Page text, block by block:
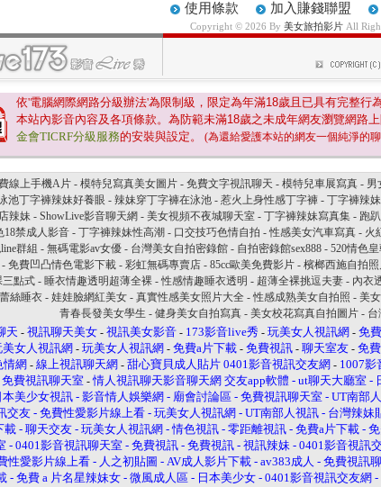
使用條款 加入賺錢聯盟
Copyright © 2026 By 美女旅拍影片All
依'電腦網際網路分級辦法'為限制級，限定為年滿18歲且已具有完整行
本站內影音內容及各項條款。為防範未滿18歲之未成年網友瀏覽網路
金會TICRF分級服務的安裝與設定。 (為還給愛護本站的網友一個純淨的
線上手機A片- 模特兒寫真美女圖片- 免費文字視訊聊天 - 模特兒車展寫真- 男
池丁字褲辣妹好養眼 - 辣妹穿丁字褲在泳池- 惹火上身性感丁字褲- 丁字褲辣
辣妹 - ShowLive影音聊天網 - 美女視頻不夜城聊天室 - 丁字褲辣妹寫真集 - 跑
18禁成人影音 - 丁字褲辣妹性高潮 - 口交技巧色情自拍 -性感美女汽車寫真 - 火
群組 - 無碼電影av女優- 台灣美女自拍密錄館- 自拍密錄館sex888- 520情色
免費凹凸情色電影下載- 彩虹無碼專賣店- 85cc歐美免費影片- 檳榔西施自拍照
點式- 睡衣情趣透明超薄全裸-性感情趣睡衣透明 - 超薄全裸挑逗夫妻- 內衣
絲睡衣- 娃娃臉網紅美女- 真實性感美女照片大全 -性感成熟美女自拍照 - 美
青春長發美女學生 - 健身美女自拍寫真- 美女校花寫真自拍圖片- 台
天 - 視訊聊天美女 - 視訊美女影音 - 173影音live秀 - 玩美女人視訊網 - 免
美女人視訊網 - 玩美女人視訊網 - 免費a片下載 - 免費視訊 - 聊天室友 - 免
情網 - 線上視訊聊天網 - 甜心寶貝成人貼片 0401影音視訊交友網 - 1007影
免費視訊聊天室 -情人視訊聊天影音聊天網 交友app軟體 - ut聊天大廳室 -
本美少女視訊 - 影音情人娛樂網 - 廟會討論區 - 免費視訊聊天室 - UT南部
交友- 免費性愛影片線上看- 玩美女人視訊網 - UT南部人視訊- 台灣辣妹
載 - 聊天交友 - 玩美女人視訊網 -情色視訊 - 零距離視訊 - 免費a片下載 -
- 0401影音視訊聊天室 - 免費視訊- 免費視訊- 視訊辣妹- 0401影音視訊
性愛影片線上看- 人之初貼圖 - AV成人影片下載- av383成人 - 免費視訊
- 免費 a 片名星辣妹女- 微風成人區- 日本美少女- 0401影音視訊交友網 -